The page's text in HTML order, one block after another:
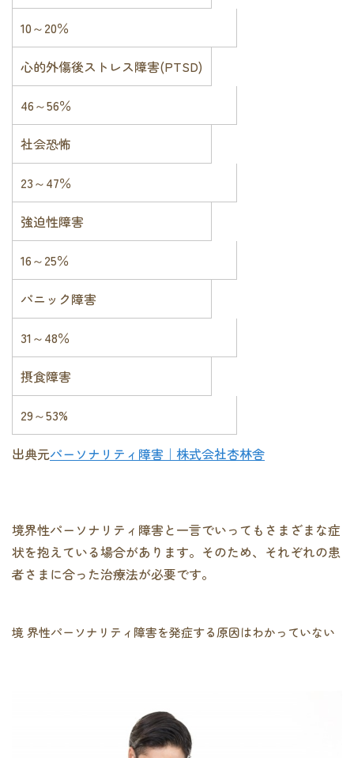
10～20％
心的外傷後ストレス障害(PTSD)
46～56％
社会恐怖
23～47％
強迫性障害
16～25％
パニック障害
31～48％
摂食障害
29～53%
出典元パーソナリティ障害｜株式会社杏林舎
境界性パーソナリティ障害と一言でいってもさまざまな症
状を抱えている場合があります。そのため、それぞれの患
者さまに合った治療法が必要です。
境 界性パーソナリティ障害を発症する原因はわかっていない